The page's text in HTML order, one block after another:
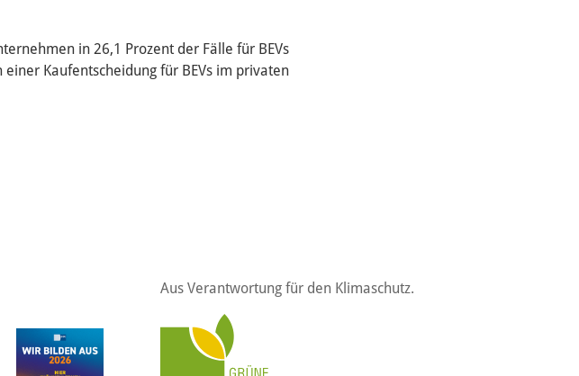
in 26,1 Prozent der Fälle für BEVs
Kaufentscheidung für BEVs im privaten
Aus Verantwortung für den Klimaschutz.